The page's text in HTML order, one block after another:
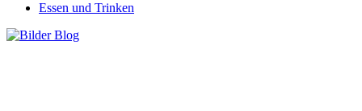
Essen und Trinken